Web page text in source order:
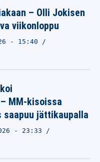
– Olli Jokisen
viikonloppu
- 15:40
MM-kisoissa
jättikaupalla
- 23:33